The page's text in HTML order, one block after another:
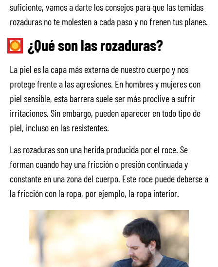
suficiente, vamos a darte los consejos para que las temidas
rozaduras no te molesten a cada paso y no frenen tus planes.
¿Qué son las rozaduras?
La piel es la capa más externa de nuestro cuerpo y nos
protege frente a las agresiones. En hombres y mujeres con
piel sensible, esta barrera suele ser más proclive a sufrir
irritaciones. Sin embargo, pueden aparecer en todo tipo de
piel, incluso en las resistentes.
Las rozaduras son una herida producida por el roce. Se
forman cuando hay una fricción o presión continuada y
constante en una zona del cuerpo. Este roce puede deberse a
la fricción con la ropa, por ejemplo, la ropa interior.